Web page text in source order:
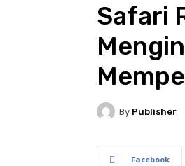
Safari
By Publisher
Facebook